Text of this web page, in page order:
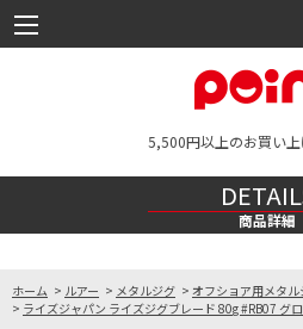
5,500円以上のお買い
商品詳細
ホーム > ルアー > メタルジグ > オフショア用メタル
> ライズジャパン ライズジグブレード 80g #RB07 グ